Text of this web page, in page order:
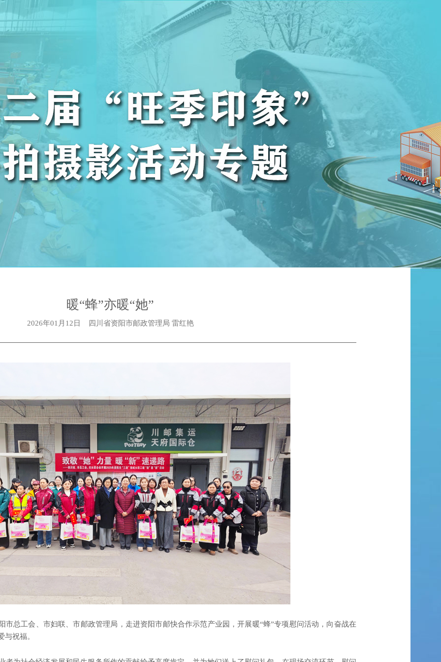
暖“蜂”亦暖“她”
2026年01月12日 四川省资阳市邮政管理局 雷红艳
市总工会、市妇联、市邮政管理局，走进资阳市邮快合作示范产业园，开展暖“蜂”专项慰问活动，向奋战在
祝福。